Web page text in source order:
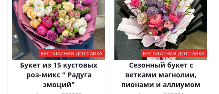
БЕСПЛАТНАЯ ДОСТАВКА
Букет из 15 кустовых
роз-микс " Радуга
эмоций"
БЕСПЛАТНАЯ ДОСТАВКА
Сезонный букет с
ветками магнолии,
пионами и аллиумом